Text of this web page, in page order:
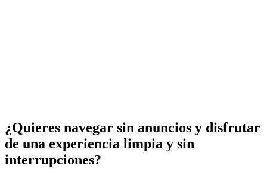
¿Quieres navegar sin anuncios y disfrutar
de una experiencia limpia y sin
interrupciones?